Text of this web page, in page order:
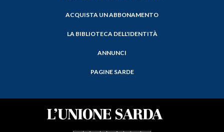
ACQUISTA UN ABBONAMENTO
LA BIBLIOTECA DELL'IDENTITÀ
ANNUNCI
PAGINE SARDE